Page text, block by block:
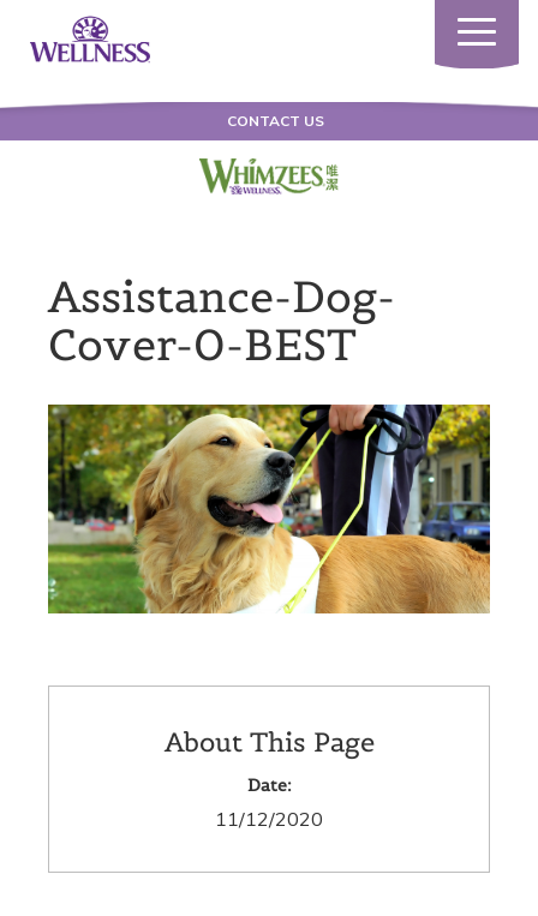
Toggle
CONTACT US
Assistance-Dog-
Cover-0-BEST
About This Page
Date:
11/12/2020